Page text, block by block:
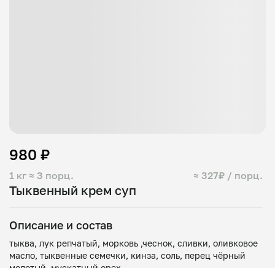
Тыквенный крем суп
1 кг ≈ 3 порц. ≈ 327₽ / порц.
980 ₽
Описание и состав
тыква, лук репчатый, морковь ,чеснок, сливки, оливковое
масло, тыквенные семечки, кинза, соль, перец чёрный